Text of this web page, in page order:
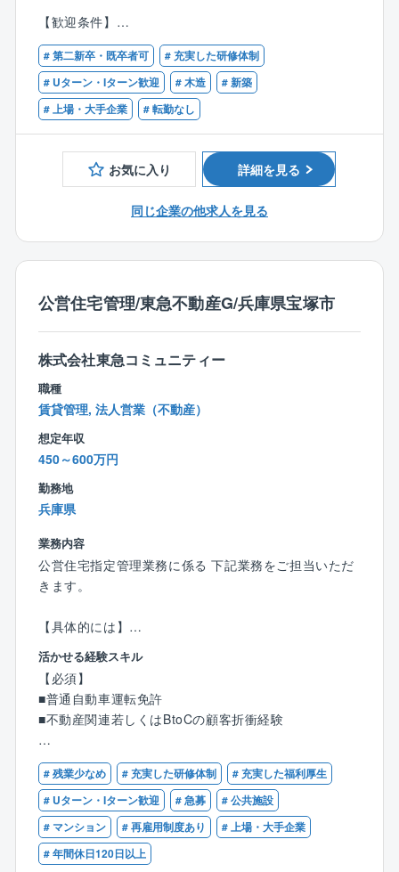
請提出
■設計図面通りに工事が行われているかの最終チェック
＜図面/見積作成業務＞
■法及び構造チェック後の契約用図面と見積書の作成
■実行予算書の作成
＜営業設計＞
※年間で10棟～20棟の設計をご担当いただきます。
ります。
年間休日120日、残業は月20～30時間程度と働きやす
い環境が整っています。
入社後の研修も徐々に充実化を図っており、育成にも
力をいれています。
設計職は特に育成体制が整っており、離職率も低い環
境です。
■年収例：
業代）
13年目：係長／934万円（月収50.6万円＋賞与＋残業
代）
代）
■福利厚生：
住宅手当、子ども同伴勤務制度、半日/時間単位有給休
暇制度など福利厚生の充実度向上を図り、従業員が健
康で安心して働ける環境の整備への取り組みをより一
層積極的、継続的に推進してまいります。
■同社の強み：
低価格×良品質が同社の強みであり、独自の流通／調達
／工事を導入したことで一般的な住宅坪単価の約半分
の値段を実現しています。
【歓迎条件】
■建築士資格
■建築施工管理技士資格
■確認申請業務のご経験
# 第二新卒・既卒者可
# 充実した研修体制
# Uターン・Iターン歓迎
# 木造
# 新築
# 上場・大手企業
# 転勤なし
お気に入り 詳細を見る
同じ企業の他求人を見る
公営住宅管理/東急不動産G/兵庫県宝塚市
株式会社東急コミュニティー
職種
賃貸管理, 法人営業（不動産）
想定年収
450～600万円
勤務地
兵庫県
業務内容
公営住宅指定管理業務に係る 下記業務をご担当いただ
きます。
【具体的には】
①入居者管理業務：入退去手続、各種届出受理、各種
申請書の受理及び審査、入居者指導、入居者募集・申
込受付等
②収納等管理業務：家賃徴収、敷金徴収、口座振替手
続き、家賃滞納督促等
③その他管理業務：駐車場管理業務、緊急対応、団地
内巡視、自治会・入居者対応等
④その他所管部署での指示事項やマニュアルに則った
事務の実施
【同社の魅力】
活かせる経験スキル
【必須】
■普通自動車運転免許
■不動産関連若しくはBtoCの顧客折衝経験
【歓迎】
・賃貸住宅管理経験
・賃貸不動産経営管理士、管理業務主任者、宅建
# 残業少なめ # 充実した研修体制
# 充実した福利厚生
# Uターン・Iターン歓迎
# 急募
# 公共施設
# マンション
# 再雇用制度あり
# 上場・大手企業
# 年間休日120日以上